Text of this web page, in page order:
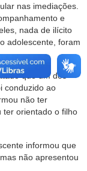
nas imediações.
e
nada de ilícito
adolescente, foram
que um dos
conduzido ao
não ter
ter orientado o filho
informou que
não apresentou